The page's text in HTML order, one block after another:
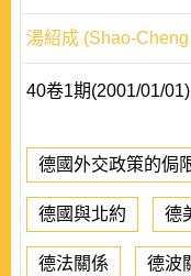
湯紹成 (Shao-Cheng
40卷1期(2001/01/01)
德國外交政策的侷
德國與北約 德
德法關係 德波